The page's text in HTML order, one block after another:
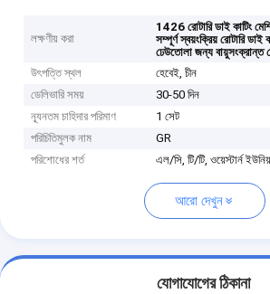
লক্ষণীয় করা
1426 রোটারি ডাই কাটিং
সম্পূর্ণ স্বয়ংক্রিয় রোটারি ডাই
ঢেউতোলা জন্য বায়ুসংক্রান্ত
উৎপত্তি স্থল
হেবেই, চীন
ডেলিভারি সময়
30-50 দিন
ন্যূনতম চাহিদার পরিমাণ
1 সেট
পরিচিতিমুলক নাম
GR
পরিশোধের শর্ত
এল/সি, টি/টি, ওয়েস্টার্ন
আরো দেখুন
যোগাযোগের ঠিকানা